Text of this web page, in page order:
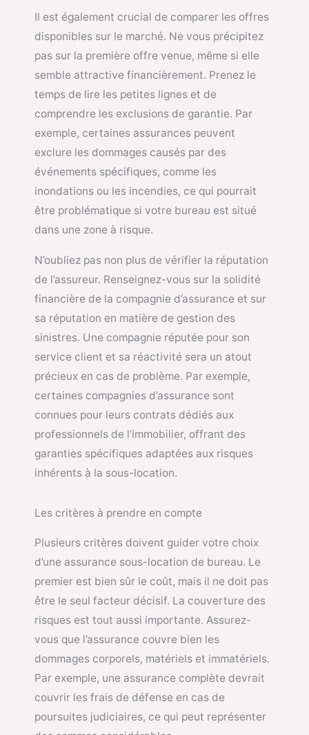
Il est également crucial de comparer les offres
disponibles sur le marché. Ne vous précipitez
pas sur la première offre venue, même si elle
semble attractive financièrement. Prenez le
temps de lire les petites lignes et de
comprendre les exclusions de garantie. Par
exemple, certaines assurances peuvent
exclure les dommages causés par des
événements spécifiques, comme les
inondations ou les incendies, ce qui pourrait
être problématique si votre bureau est situé
dans une zone à risque.
N’oubliez pas non plus de vérifier la réputation
de l’assureur. Renseignez-vous sur la solidité
financière de la compagnie d’assurance et sur
sa réputation en matière de gestion des
sinistres. Une compagnie réputée pour son
service client et sa réactivité sera un atout
précieux en cas de problème. Par exemple,
certaines compagnies d’assurance sont
connues pour leurs contrats dédiés aux
professionnels de l’immobilier, offrant des
garanties spécifiques adaptées aux risques
inhérents à la sous-location.
Les critères à prendre en compte
Plusieurs critères doivent guider votre choix
d’une assurance sous-location de bureau. Le
premier est bien sûr le coût, mais il ne doit pas
être le seul facteur décisif. La couverture des
risques est tout aussi importante. Assurez-
vous que l’assurance couvre bien les
dommages corporels, matériels et immatériels.
Par exemple, une assurance complète devrait
couvrir les frais de défense en cas de
poursuites judiciaires, ce qui peut représenter